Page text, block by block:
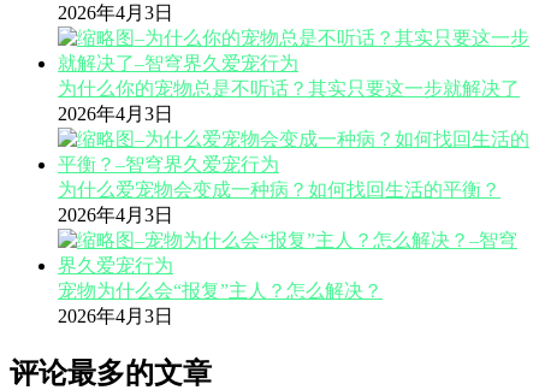
2026年4月3日
为什么你的宠物总是不听话？其实只要这一步就解决了
2026年4月3日
为什么爱宠物会变成一种病？如何找回生活的平衡？
2026年4月3日
宠物为什么会“报复”主人？怎么解决？
2026年4月3日
评论最多的文章